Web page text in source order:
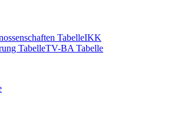
TabelleIKK
TabelleTV-BA Tabelle